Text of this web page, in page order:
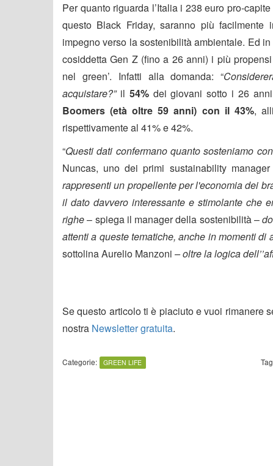
Per quanto riguarda l’Italia i 238 euro pro-
questo Black Friday, saranno più
impegno verso la sostenibilità ambientale. Ed
cosiddetta Gen Z (fino a 26 anni) i più
nel green’. Infatti alla domanda: “
acquistare?”il 54%dei giovani sotto i 26
Boomers (età oltre 59 anni) con il 43%,
rispettivamente al 41% e 42%.
“Questi dati confermano quanto sosteniamo
Nuncas, uno dei primi sustainability
rappresenti un propellente per l'economia dei
il dato davvero interessante e stimolante che
righe– spiega il manager della sostenibilità –
attenti a queste tematiche, anche in momenti
sottolina Aurelio Manzoni – oltre la logica
Se questo articolo ti è piaciuto e vuoi rimanere
nostra Newsletter gratuita.
Categorie: GREEN LIFE